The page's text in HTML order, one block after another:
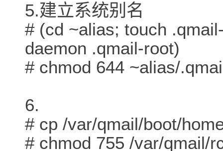
5.建立系统别名
# (cd ~alias; touch
daemon .qmail-root)
# chmod 644 ~alias/
6.
# cp /var/qmail/boot/
# chmod 755 /var/qmail/